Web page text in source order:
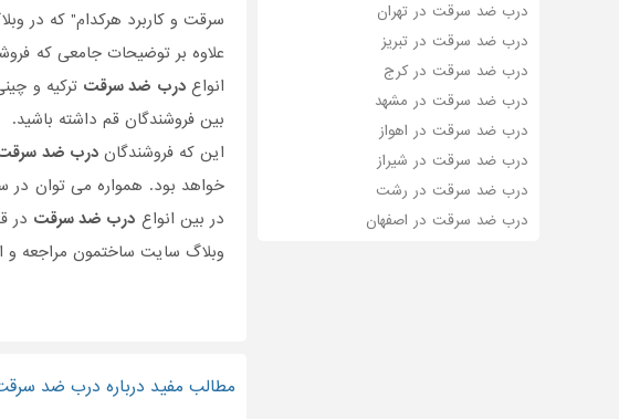
سرقت و کاربرد هرکدام" که در
علاوه بر توضیحات جامعی که
انواعدرب ضد سرقت ترکیه و
بین فروشندگان قم داشته باشید.
این که فروشندگاندرب ضد
خواهد بود. همواره می توان
در بین انواع درب ضد سرقت در
وبلاگ سایت ساختمون مراجعه و
مطالب مفید درباره درب ضد
درب ضد سرقت در تهران
درب ضد سرقت در تبریز
درب ضد سرقت در کرج
درب ضد سرقت در مشهد
درب ضد سرقت در اهواز
درب ضد سرقت در شیراز
درب ضد سرقت در رشت
درب ضد سرقت در اصفهان